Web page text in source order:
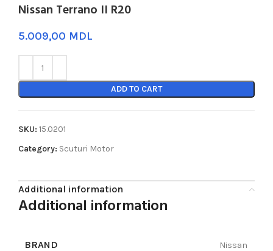
Nissan Terrano II R20
MDL
ADD TO CART
SKU: 15.0201
Category: Scuturi Motor
Additional information
Additional information
BRAND Nissan